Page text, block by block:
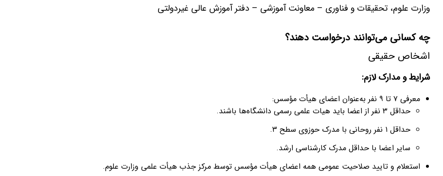
وزارت علوم، تحقیقات و فناوری – معاونت آموزشی – دفتر آموزش عالی غیردولتی
چه کسانی می‌توانند درخواست دهند؟
اشخاص حقیقی
شرایط و مدارک لازم:
معرفی ۷ تا ۹ نفر به‌عنوان اعضای هیأت مؤسس:
حداقل ۳ نفر از اعضا باید هیات علمی رسمی دانشگاه‌ها باشند.
حداقل ۱ نفر روحانی با مدرک حوزوی سطح ۳.
سایر اعضا با حداقل مدرک کارشناسی ارشد.
استعلام و تایید صلاحیت عمومی همه اعضای هیأت مؤسس توسط مرکز جذب هیأت علمی وزارت علوم.